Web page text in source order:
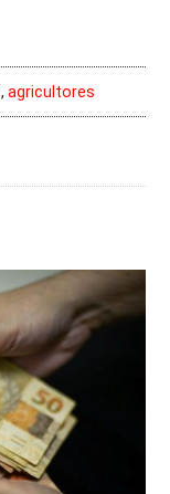
,agricultores